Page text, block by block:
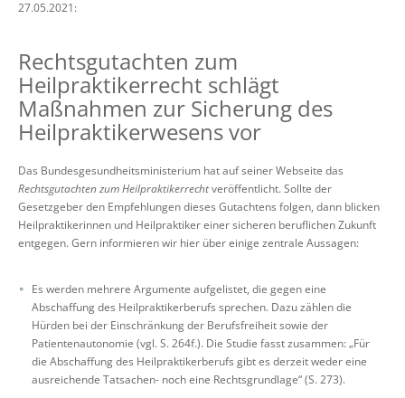
27.05.2021:
Rechtsgutachten zum
Heilpraktikerrecht schlägt
Maßnahmen zur Sicherung des
Heilpraktikerwesens vor
Das Bundesgesundheitsministerium hat auf seiner Webseite das
Rechtsgutachten zum Heilpraktikerrechtveröffentlicht. Sollte der
Gesetzgeber den Empfehlungen dieses Gutachtens folgen, dann blicken
Heilpraktikerinnen und Heilpraktiker einer sicheren beruflichen Zukunft
entgegen. Gern informieren wir hier über einige zentrale Aussagen:
Es werden mehrere Argumente aufgelistet, die gegen eine
Abschaffung des Heilpraktikerberufs sprechen. Dazu zählen die
Hürden bei der Einschränkung der Berufsfreiheit sowie der
Patientenautonomie (vgl. S. 264f.). Die Studie fasst zusammen: „Für
die Abschaffung des Heilpraktikerberufs gibt es derzeit weder eine
ausreichende Tatsachen- noch eine Rechtsgrundlage“ (S. 273).